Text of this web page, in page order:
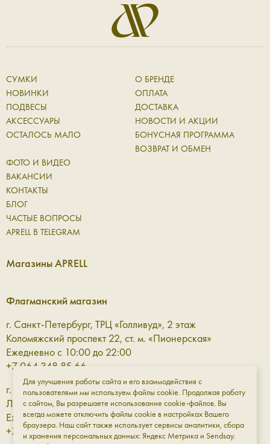
СУМКИ
НОВИНКИ
ПОДВЕСЫ
АКСЕССУАРЫ
ОСТАЛОСЬ МАЛО
О БРЕНДЕ
ОПЛАТА
ДОСТАВКА
НОВОСТИ И АКЦИИ
БОНУСНАЯ ПРОГРАММА
ВОЗВРАТ И ОБМЕН
ФОТО И ВИДЕО
ВАКАНСИИ
КОНТАКТЫ
БЛОГ
ЧАСТЫЕ ВОПРОСЫ
APRELL В TELEGRAM
Магазины APRELL
Флагманский магазин
г. Санкт-Петербург, ТРЦ «Голливуд», 2 этаж
Коломяжский проспект 22, ст. м. «Пионерская»
Ежедневно с 10:00 до 22:00
+7 964 348 85 66
г. Санкт-Петербург, ТРЦ «Галерея» 3 этаж
Лиговский проспект, 30а, ст. м. «Площадь Восстания»
Ежедневно с 10:00 до 23:00
+7 961 811-18-98
Для улучшения работы сайта и его взаимодействия с
пользователями мы используем файлы cookie. Продолжая работу
с сайтом, Вы разрешаете использование cookie-файлов. Вы
всегда можете отключить файлы cookie в настройках Вашего
браузера. Наш сайт также использует сервисы аналитики, сбора
и хранения персональных данных: Яндекс Метрика и Sendsay.